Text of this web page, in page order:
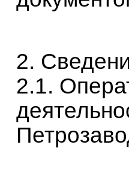
2.
2.1.